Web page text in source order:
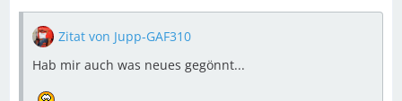
Zitat von Jupp-GAF310
Hab mir auch was neues gegönnt...